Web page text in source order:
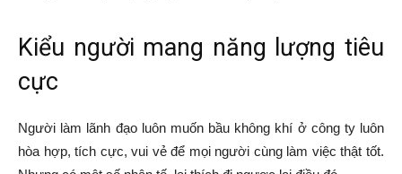
Kiểu người mang năng lượng tiêu
cực
Người làm lãnh đạo luôn muốn bầu không khí ở công ty luôn
hòa hợp, tích cực, vui vẻ để mọi người cùng làm việc thật tốt.